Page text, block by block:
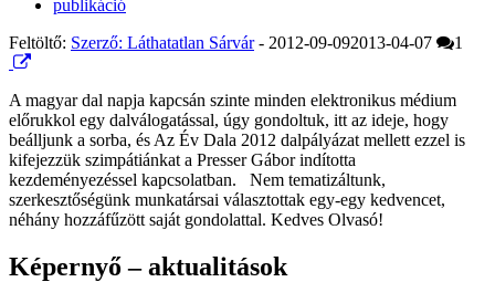
publikáció
Feltöltő: Szerző: Láthatatlan Sárvár- 2012-09-092013-04-07 1
A magyar dal napja kapcsán szinte minden elektronikus médium
előrukkol egy dalválogatással, úgy gondoltuk, itt az ideje, hogy
beálljunk a sorba, és Az Év Dala 2012 dalpályázat mellett ezzel is
kifejezzük szimpátiánkat a Presser Gábor indította
kezdeményezéssel kapcsolatban. Nem tematizáltunk,
szerkesztőségünk munkatársai választottak egy-egy kedvencet,
néhány hozzáfűzött saját gondolattal. Kedves Olvasó!
Képernyő – aktualitások